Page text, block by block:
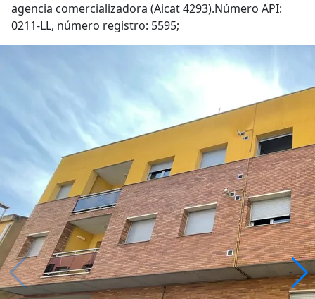
agencia comercializadora (Aicat 4293).Número API:
0211-LL, número registro: 5595;